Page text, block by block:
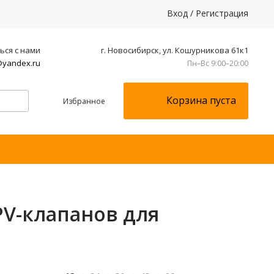
Вход / Регистрация
с нами
г. Новосибирск, ул. Кошурникова 61к1
Пн–Вс 9:00–20:00
Избранное Корзина пуста
клапанов для